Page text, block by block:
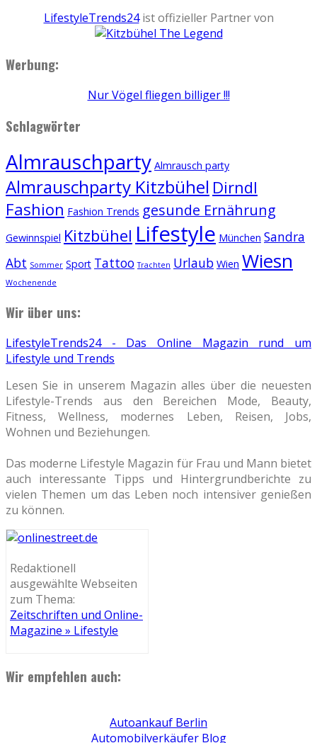
LifestyleTrends24ist offizieller Partner von
Werbung:
Nur Vögel fliegen billiger !!!
Schlagwörter
Almrauschparty Almrausch party
Almrauschparty Kitzbühel Dirndl
Fashion Fashion Trends gesunde Ernährung
Gewinnspiel Kitzbühel Lifestyle München Sandra
Abt Sommer Sport Tattoo Trachten Urlaub Wien Wiesn
Wochenende
Wir über uns:
LifestyleTrends24 - Das Online Magazin rund um
Lifestyle und Trends
Lesen Sie in unserem Magazin alles über die neuesten
Lifestyle-Trends aus den Bereichen Mode, Beauty,
Fitness, Wellness, modernes Leben, Reisen, Jobs,
Wohnen und Beziehungen.
Das moderne Lifestyle Magazin für Frau und Mann bietet
auch interessante Tipps und Hintergrundberichte zu
vielen Themen um das Leben noch intensiver genießen
zu können.
Redaktionell
ausgewählte Webseiten
zum Thema:
Zeitschriften und Online-
Magazine » Lifestyle
Wir empfehlen auch:
Autoankauf Berlin
Automobilverkäufer Blog